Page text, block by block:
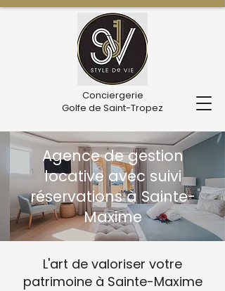
Conciergerie
Golfe de Saint-Tropez
Agence de gestion
locative avec suivi
réservations à Sainte-
Maxime
L'art de valoriser votre
patrimoine à Sainte-Maxime